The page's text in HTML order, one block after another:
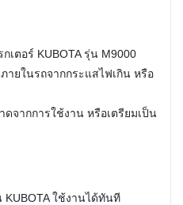
เตอร์ KUBOTA รุ่น M9000
ายในรถจากกระแสไฟเกิน หรือ
จากการใช้งาน หรือเตรียมเป็น
ใช้งานได้ทันที